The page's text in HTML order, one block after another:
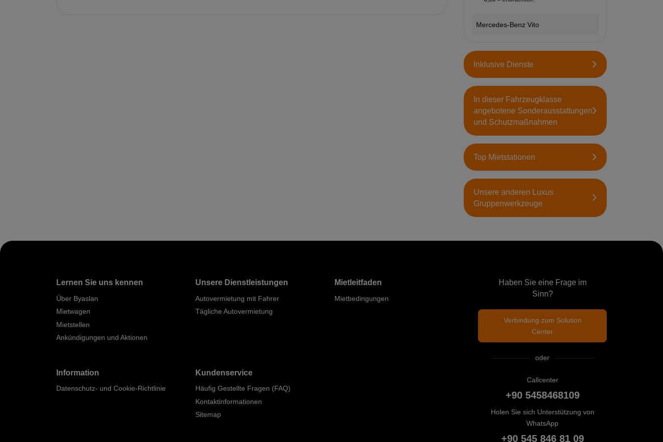
Mercedes-Benz Vito
Inklusive Dienste
In dieser Fahrzeugklasse
angebotene Sonderausstattungen
und Schutzmaßnahmen
Top Mietstationen
Unsere anderen Luxus
Gruppenwerkzeuge
Lernen Sie uns kennen
Über Byaslan
Mietwagen
Mietstellen
Ankündigungen und Aktionen
Unsere Dienstleistungen
Autovermietung mit Fahrer
Tägliche Autovermietung
Mietleitfaden
Mietbedingungen
Information
Datenschutz- und Cookie-Richtlinie
Kundenservice
Häufig Gestellte Fragen (FAQ)
Kontaktinformationen
Sitemap
Haben Sie eine Frage im
Sinn?
Verbindung zum Solution
Center
oder
Callcenter
+90 5458468109
Holen Sie sich Unterstützung von
WhatsApp
+90 545 846 81 09